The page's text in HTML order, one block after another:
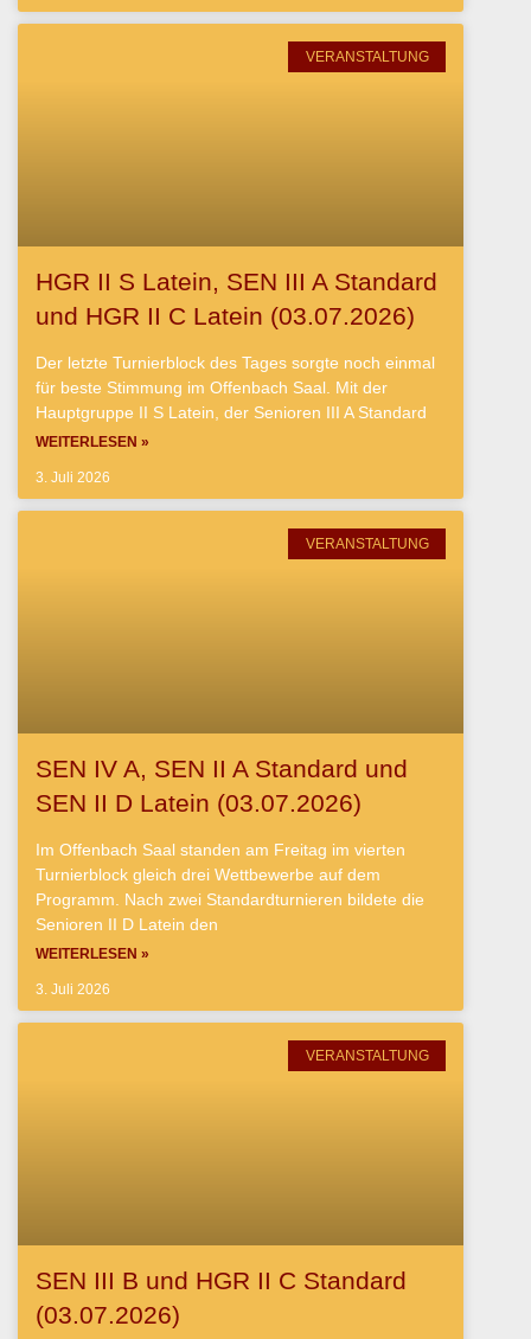
VERANSTALTUNG
HGR II S Latein, SEN III A Standard
und HGR II C Latein (03.07.2026)
Der letzte Turnierblock des Tages sorgte noch einmal
für beste Stimmung im Offenbach Saal. Mit der
Hauptgruppe II S Latein, der Senioren III A Standard
WEITERLESEN »
3. Juli 2026
VERANSTALTUNG
SEN IV A, SEN II A Standard und
SEN II D Latein (03.07.2026)
Im Offenbach Saal standen am Freitag im vierten
Turnierblock gleich drei Wettbewerbe auf dem
Programm. Nach zwei Standardturnieren bildete die
Senioren II D Latein den
WEITERLESEN »
3. Juli 2026
VERANSTALTUNG
SEN III B und HGR II C Standard
(03.07.2026)